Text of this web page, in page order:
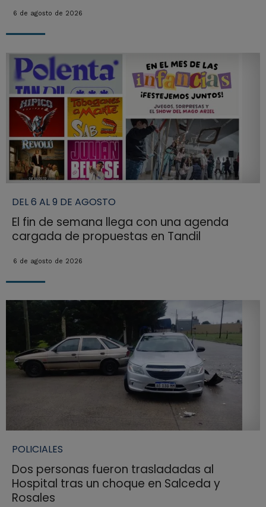
6 de agosto de 2026
DEL 6 AL 9 DE AGOSTO
El fin de semana llega con una agenda
cargada de propuestas en Tandil
6 de agosto de 2026
POLICIALES
Dos personas fueron trasladadas al
Hospital tras un choque en Salceda y
Rosales